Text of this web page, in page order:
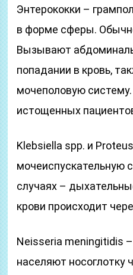
Энтерококки –
в форме сферы.
Вызывают
попадании в кровь,
мочеполовую
истощенных
Klebsiella spp. и
мочеиспускательную
случаях –
крови происходит
Neisseria meningitidis
населяют носоглотку